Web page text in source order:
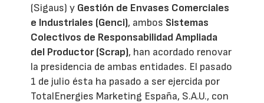
(Sigaus) y Gestión de Envases Comerciales
e Industriales (Genci), ambos Sistemas
Colectivos de Responsabilidad Ampliada
del Productor (Scrap), han acordado renovar
la presidencia de ambas entidades. El pasado
1 de julio ésta ha pasado a ser ejercida por
TotalEnergies Marketing España, S.A.U., con